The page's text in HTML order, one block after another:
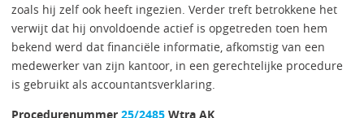
zoals hij zelf ook heeft ingezien. Verder treft betrokkene het
verwijt dat hij onvoldoende actief is opgetreden toen hem
bekend werd dat financiële informatie, afkomstig van een
medewerker van zijn kantoor, in een gerechtelijke procedure
is gebruikt als accountantsverklaring.
Procedurenummer25/2485 Wtra AK